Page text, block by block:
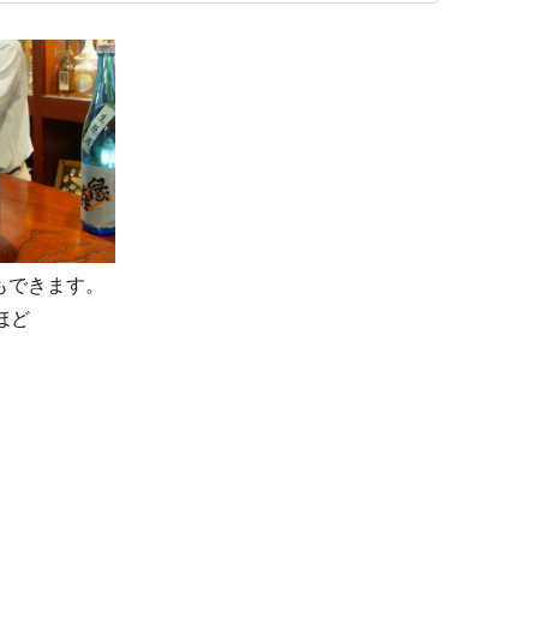
きます。
ど